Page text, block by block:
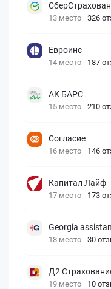
13 место 326
Евроинс
14 место 187
АК БАРС
15 место 210
Согласие
16 место 146
Капитал Лайф
17 место 173
Georgia
18 место 30
Д2
19 место 10